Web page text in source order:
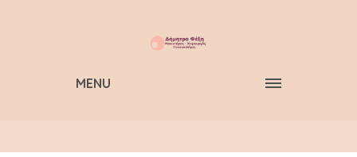
MENU